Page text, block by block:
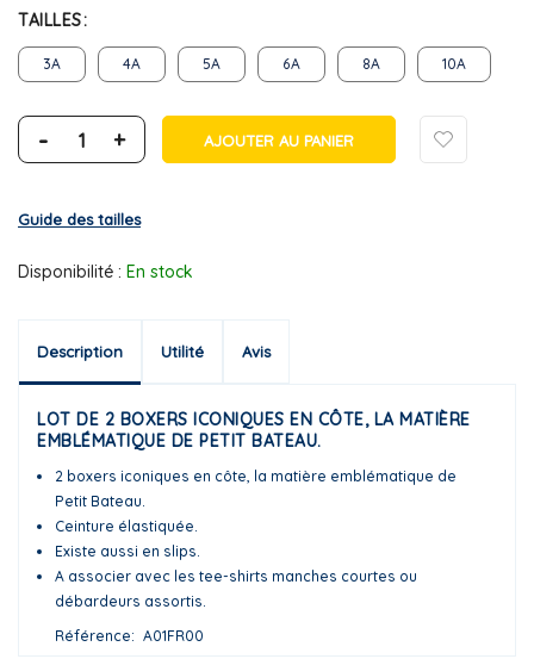
TAILLES
3A 4A 5A 6A 8A 10A
- + AJOUTER AU PANIER
Guide des tailles
Disponibilité : En stock
Description Utilité Avis
LOT DE 2 BOXERS ICONIQUES EN CÔTE, LA MATIÈRE
EMBLÉMATIQUE DE PETIT BATEAU.
2 boxers iconiques en côte, la matière emblématique de
Petit Bateau.
Ceinture élastiquée.
Existe aussi en slips.
A associer avec les tee-shirts manches courtes ou
débardeurs assortis.
Référence
A01FR00